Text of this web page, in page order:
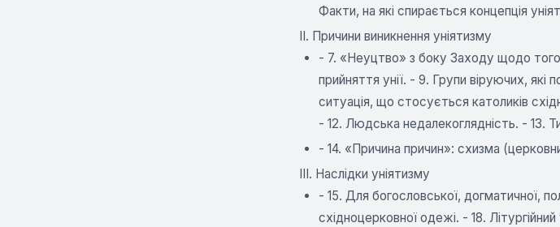
Факти, на які спирається концепція
II. Причини виникнення уніятизму
- 7. «Неуцтво» з боку Заходу щодо
прийняття унії. - 9. Групи віруючих,
ситуація, що стосується католиків
- 12. Людська недалекоглядність. - 13.
- 14. «Причина причин»: схизма
III. Наслідки уніятизму
- 15. Для богословської, догматичної,
східноцерковної одежі. - 18.